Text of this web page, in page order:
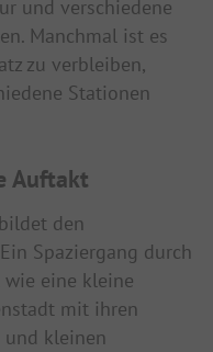
und verschiedene
Manchmal ist es
zu verbleiben,
Stationen
Auftakt
den
Spaziergang durch
eine kleine
mit ihren
und kleinen